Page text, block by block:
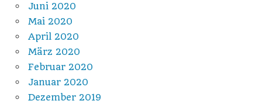
Juni 2020
Mai 2020
April 2020
März 2020
Februar 2020
Januar 2020
Dezember 2019